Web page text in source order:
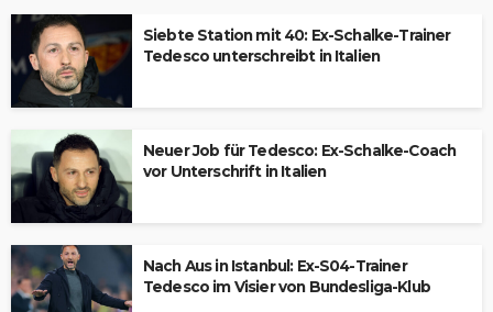
Siebte Station mit 40: Ex-Schalke-Trainer
Tedesco unterschreibt in Italien
Neuer Job für Tedesco: Ex-Schalke-Coach
vor Unterschrift in Italien
Nach Aus in Istanbul: Ex-S04-Trainer
Tedesco im Visier von Bundesliga-Klub